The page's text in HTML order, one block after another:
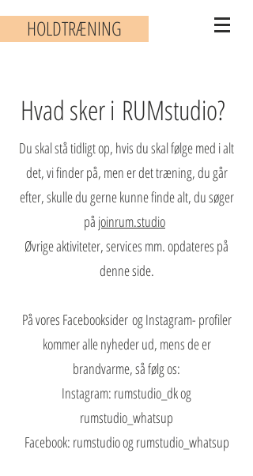
HOLDTRÆNING
Hvad sker i RUMstudio?
Du skal stå tidligt op, hvis du skal følge med i alt
det, vi finder på, men er det træning, du går
efter, skulle du gerne kunne finde alt, du søger
på joinrum.studio
Øvrige aktiviteter, services mm. opdateres på
denne side.
På vores Facebooksider og Instagram- profiler
kommer alle nyheder ud, mens de er
brandvarme, så følg os:
Instagram: rumstudio_dk og
rumstudio_whatsup
Facebook: rumstudio og rumstudio_whatsup